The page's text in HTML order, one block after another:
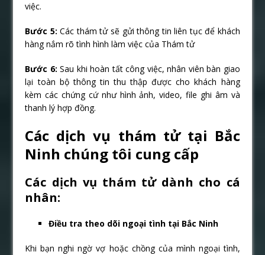
việc.
Bước 5: Các thám tử sẽ gửi thông tin liên tục để khách
hàng nắm rõ tình hình làm việc của Thám tử
Bước 6:Sau khi hoàn tất công việc, nhân viên bàn giao
lại toàn bộ thông tin thu thập được cho khách hàng
kèm các chứng cứ như hình ảnh, video, file ghi âm và
thanh lý hợp đồng.
Các dịch vụ thám tử tại Bắc
Ninh chúng tôi cung cấp
Các dịch vụ thám tử dành cho cá
nhân:
Điều tra theo dõi ngoại tình tại Bắc Ninh
Khi bạn nghi ngờ vợ hoặc chồng của mình ngoại tình,